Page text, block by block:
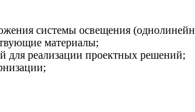
системы освещения
материалы;
для реализации проектных решений;